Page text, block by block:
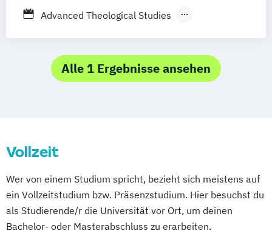
Advanced Theological Studies
Katholische Religionspädagogik
Katholische Theologie
Kunstwissenschaft - Philosophie
Philosophie
Psychologie und Philosophie (Lehramt)
Religion in Kultur und Gesellschaft
Alle 1 Ergebnisse ansehen
Vollzeit
Wer von einem Studium spricht, bezieht sich meistens auf
ein Vollzeitstudium bzw. Präsenzstudium. Hier besuchst du
als Studierende/r die Universität vor Ort, um deinen
Bachelor- oder Masterabschluss zu erarbeiten.